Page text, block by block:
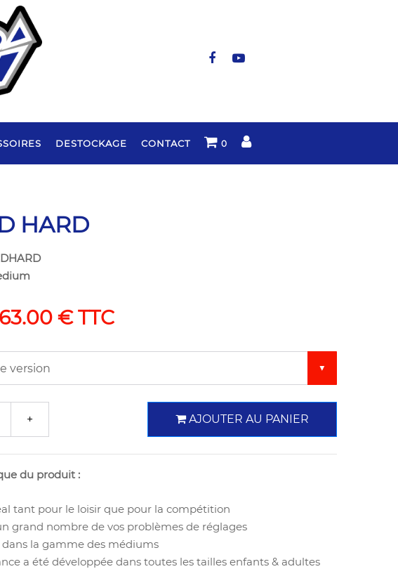
DESTOCKAGE CONTACT 0
HARD
63.00 € TTC
AJOUTER AU PANIER
du produit :
tant pour le loisir que pour la compétition
grand nombre de vos problèmes de réglages
dans la gamme des médiums
a été développée dans toutes les tailles enfants & adultes